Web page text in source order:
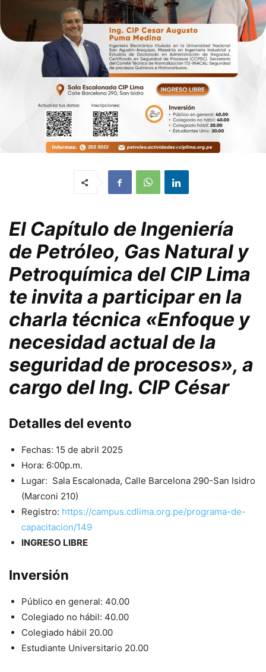
El Capítulo de Ingeniería
de Petróleo, Gas Natural y
Petroquímica del CIP Lima
te invita a participar en la
charla técnica «Enfoque y
necesidad actual de la
seguridad de procesos», a
cargo del Ing. CIP César
Detalles del evento
Fechas: 15 de abril 2025
Hora: 6:00p.m.
Lugar: Sala Escalonada, Calle Barcelona 290-San Isidro
(Marconi 210)
Registro: https://campus.cdlima.org.pe/programa-de-
capacitacion/149
INGRESO LIBRE
Inversión
Público en general: 40.00
Colegiado no hábil: 40.00
Colegiado hábil 20.00
Estudiante Universitario 20.00